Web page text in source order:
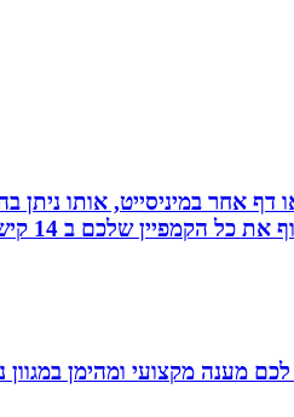
אחר במיניסייט, אותו
קישורים? פנוי אלי באישי. 0526626700
מענה מקצועי ומהימן במגוון